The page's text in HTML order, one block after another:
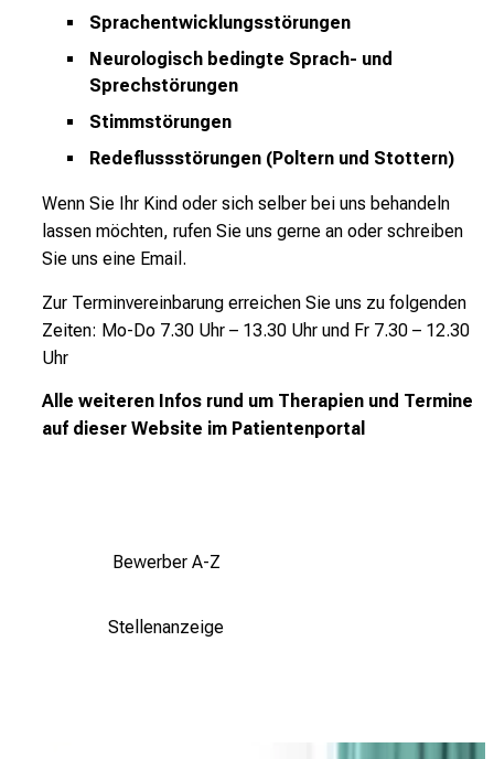
Sprachentwicklungsstörungen
Neurologisch bedingte Sprach- und
Sprechstörungen
Stimmstörungen
Redeflussstörungen (Poltern und Stottern)
Wenn Sie Ihr Kind oder sich selber bei uns behandeln
lassen möchten, rufen Sie uns gerne an oder schreiben
Sie uns eine Email.
Zur Terminvereinbarung erreichen Sie uns zu folgenden
Zeiten: Mo-Do 7.30 Uhr – 13.30 Uhr und Fr 7.30 – 12.30
Uhr
Alle weiteren Infos rund um Therapien und Termine
auf dieser Website im Patientenportal
Bewerber A-Z
Stellenanzeige